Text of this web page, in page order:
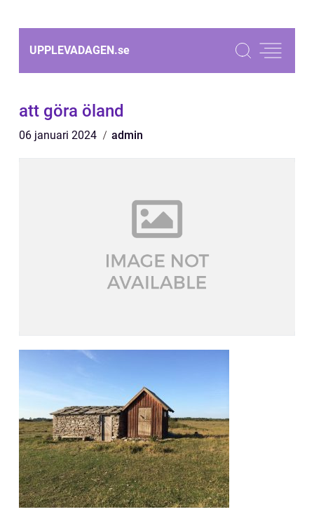
UPPLEVADAGEN.se
att göra öland
06 januari 2024 admin